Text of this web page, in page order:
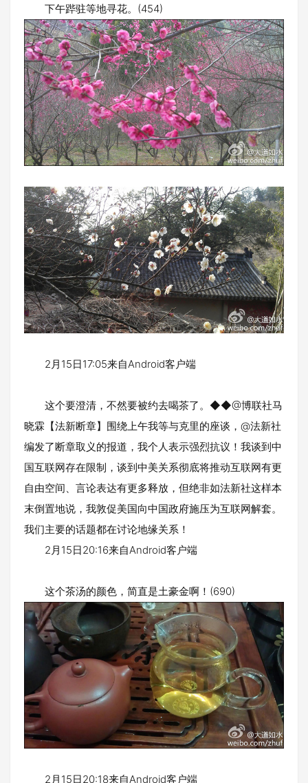
下午跸驻等地寻花。(454)
2月15日17:05来自Android客户端
这个要澄清，不然要被约去喝茶了。◆◆@博联社马
晓霖【法新断章】围绕上午我等与克里的座谈，@法新社
编发了断章取义的报道，我个人表示强烈抗议！我谈到中
国互联网存在限制，谈到中美关系彻底将推动互联网有更
自由空间、言论表达有更多释放，但绝非如法新社这样本
末倒置地说，我敦促美国向中国政府施压为互联网解套。
我们主要的话题都在讨论地缘关系！
2月15日20:16来自Android客户端
这个茶汤的颜色，简直是土豪金啊！(690)
2月15日20:18来自Android客户端